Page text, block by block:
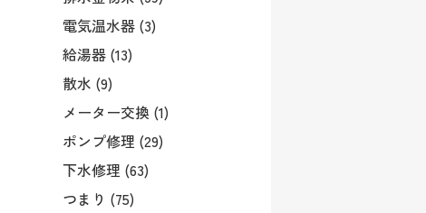
電気温水器 (3)
給湯器 (13)
散水 (9)
メーター交換 (1)
ポンプ修理 (29)
下水修理 (63)
つまり (75)